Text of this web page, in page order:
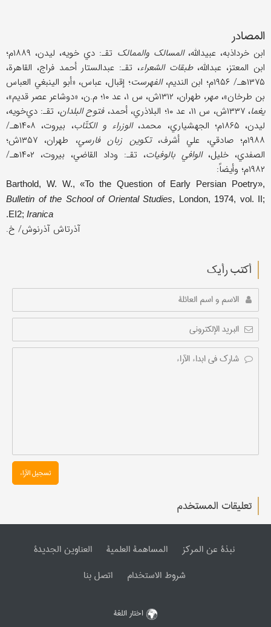
المصادر
ابن خرداذبه، عبیدالله،المسالک والممالک
تقـ: دي خویه، لیدن، ۱۸۸۹م؛
ابن المعتز، عبدالله،طبقات الشعراء، تقـ: عبدالستار أحمد فراج، القاهرة،
۱۳۷۵هـ/ ۱۹۵۶م؛ ابن الندیم،
الفهرست؛ إقبال، عباس، «أبو الینبغي العباس
بن طرخان»، مهر، طهران، ۱۳۱۲ش، س ۱، عد ۱۰؛ م.ن، «دوشاعر عصر قدیم»،
یغما، ۱۳۳۷ش، س ۱۱، عد ۱۰؛ البلاذري، أحمد، فتوح البلدان، تقـ: دي‌خویه،
لیدن، ۱۸۶۵م؛ الجهشیاري، محمد،
الوزراء و الکتّاب
، بیروت، ۱۴۰۸هـ/
۱۹۸۸م؛ صادقي، علي أشرف،
تکوین زبان فارسي
، طهران، ۱۳۵۷ش؛
الصفدي، خلیل،الوافي بالوفیات
، تقـ: وداد القاضي، بیروت، ۱۴۰۲هـ/
۱۹۸۲م؛ وأیضاً:
Barthold, W. W., «To the Question of Early Persian Poetry»,
Bulletin of the School of Oriental Studies, London, 1974, vol. II;
EI2; Iranica
.
آذرتاش آذرنوش/ خ.
أکتب رأیك
تسجیل الآراء
تعليقات المستخدم
نبذة عن المرکز المساهمة العلمیة
العناوین الجدیدة
شروط الاستخدام
اتصل بنا
اختار اللغة